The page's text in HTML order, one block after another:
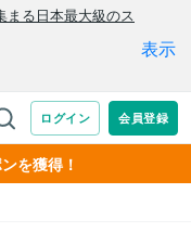
を獲得！